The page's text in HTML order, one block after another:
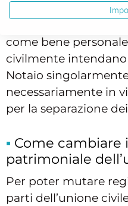
o come
come bene
civilmente
Notaio
necessariamente in
per la separazione
Come cambiare
patrimoniale
Per poter mutare
parti dell’unione